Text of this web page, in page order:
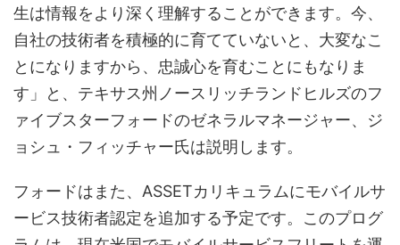
生は情報をより深く理解することができます。今、
自社の技術者を積極的に育てていないと、大変なこ
とになりますから、忠誠心を育むことにもなりま
す」と、テキサス州ノースリッチランドヒルズのフ
ァイブスターフォードのゼネラルマネージャー、ジ
ョシュ・フィッチャー氏は説明します。
フォードはまた、ASSETカリキュラムにモバイルサ
ービス技術者認定を追加する予定です。このプログ